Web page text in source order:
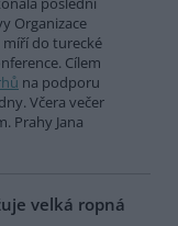
Organizace
míří do turecké
Cílem
na podporu
Včera večer
Prahy Jana
velká ropná